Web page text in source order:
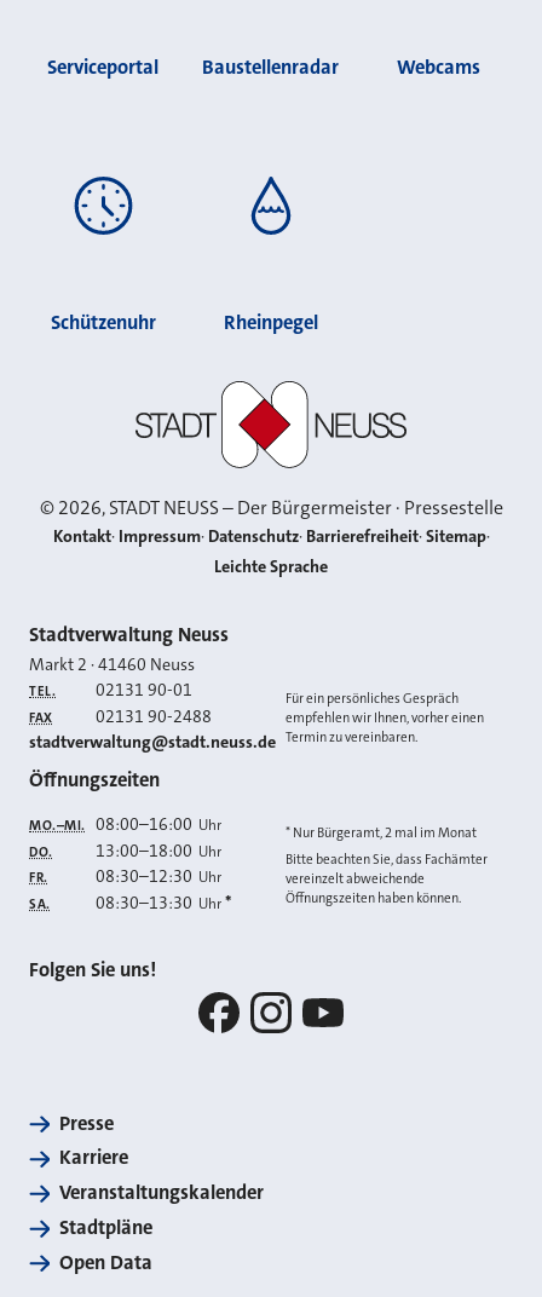
Serviceportal Baustellenradar Webcams
Schützenuhr Rheinpegel
©2026, STADT NEUSS – Der Bürgermeister · Pressestelle
Kontakt Impressum Datenschutz Barrierefreiheit Sitemap
Leichte Sprache
Kontakt
Stadtverwaltung Neuss
Markt 2 ·41460 Neuss
TEL. 02131 90-01
FAX 02131 90-2488
E-MAIL
stadtverwaltung@stadt.neuss.de
Für ein persönliches Gespräch
empfehlen wir Ihnen, vorher einen
Termin zu vereinbaren.
Öffnungszeiten
MO.–MI. 08:00–16:00 Uhr
DO. 13:00–18:00 Uhr
FR. 08:30–12:30 Uhr
SA. 08:30–13:30 Uhr *
* Nur Bürgeramt, 2 mal im Monat
Bitte beachten Sie, dass Fachämter
vereinzelt abweichende
Öffnungszeiten haben können.
Folgen Sie uns!
Presse
Karriere
Veranstaltungskalender
Stadtpläne
Open Data